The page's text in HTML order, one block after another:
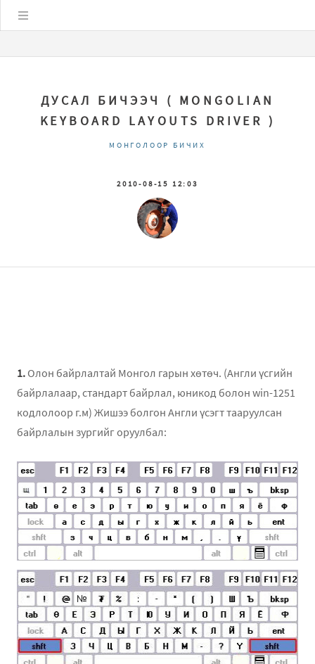
ДУСАЛ БИЧЭЭЧ ( MONGOLIAN
KEYBOARD LAYOUTS DRIVER )
МОНГОЛООР БИЧИХ
2010-08-15 12:03
1. Олон байрлалтай Монгол гарын хөтөч. (Англи үсгийн
байрлалаар, стандарт байрлал, юникод болон win-1251
кодлолоор г.м) Жишээ болгон Англи үсэгт тааруулсан
байрлалын зургийг оруулбал: